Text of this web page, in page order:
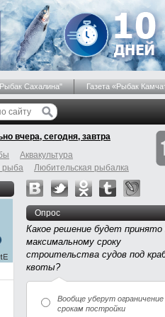
Сахалина" Газета «Рыбак
вчера, сегодня, завтра
Аквакультура
Любительская рыбалка
Опрос
Какое решение будет принято
максимальному сроку
строительства судов под
квоты?
Вообще уберут ограничение
срокам постройки